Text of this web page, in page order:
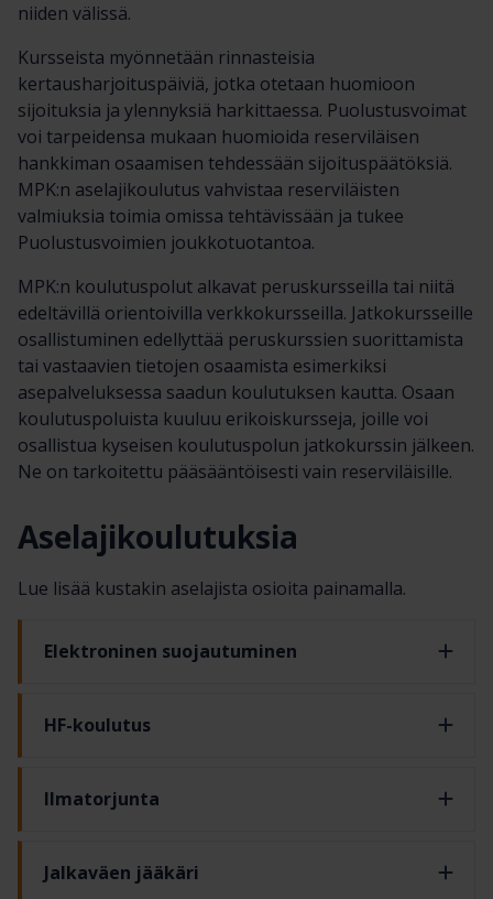
niiden välissä.
Kursseista myönnetään rinnasteisia
kertausharjoituspäiviä, jotka otetaan huomioon
sijoituksia ja ylennyksiä harkittaessa. Puolustusvoimat
voi tarpeidensa mukaan huomioida reserviläisen
hankkiman osaamisen tehdessään sijoituspäätöksiä.
MPK:n aselajikoulutus vahvistaa reserviläisten
valmiuksia toimia omissa tehtävissään ja tukee
Puolustusvoimien joukkotuotantoa.
MPK:n koulutuspolut alkavat peruskursseilla tai niitä
edeltävillä orientoivilla verkkokursseilla. Jatkokursseille
osallistuminen edellyttää peruskurssien suorittamista
tai vastaavien tietojen osaamista esimerkiksi
asepalveluksessa saadun koulutuksen kautta. Osaan
koulutuspoluista kuuluu erikoiskursseja, joille voi
osallistua kyseisen koulutuspolun jatkokurssin jälkeen.
Ne on tarkoitettu pääsääntöisesti vain reserviläisille.
Aselajikoulutuksia
Lue lisää kustakin aselajista osioita painamalla.
Elektroninen suojautuminen
HF-koulutus
Ilmatorjunta
Jalkaväen jääkäri